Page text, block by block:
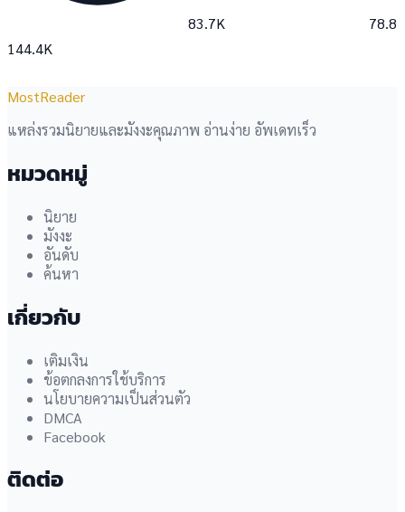
144.4K
83.7K 78.8K
MostReader
แหล่งรวมนิยายและมังงะคุณภาพ อ่านง่าย อัพเดทเร็ว
หมวดหมู่
นิยาย
มังงะ
อันดับ
ค้นหา
เกี่ยวกับ
เติมเงิน
ข้อตกลงการใช้บริการ
นโยบายความเป็นส่วนตัว
DMCA
Facebook
ติดต่อ